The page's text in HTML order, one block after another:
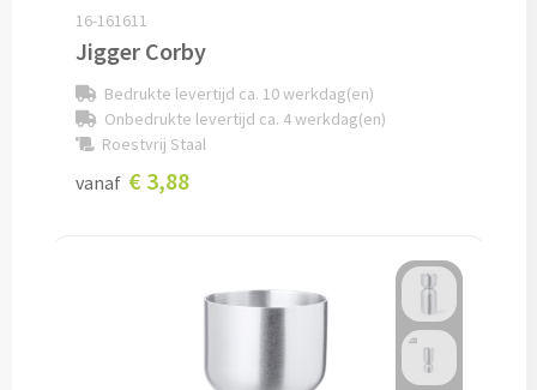
Potloden bedrukken
Markeerstiften bedrukken
Kinderschrijfwaren bedrukken
Notitieboekjes & Schrijfmappen
16-161611
Jigger Corby
Bedrukte levertijd ca. 10 werkdag(en)
Onbedrukte levertijd ca. 4 werkdag(en)
Roestvrij Staal
vanaf € 3,88